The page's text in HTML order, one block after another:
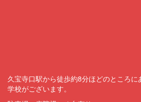
久宝寺口駅から徒歩約8分ほどのところに
学校がございます。